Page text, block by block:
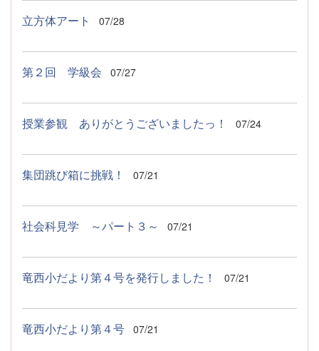
立方体アート 07/28
第２回 学級会 07/27
授業参観 ありがとうございましたっ！ 07/24
集団跳び箱に挑戦！ 07/21
社会科見学 ～パート３～ 07/21
竜西小だより第４号を発行しました！ 07/21
竜西小だより第４号 07/21